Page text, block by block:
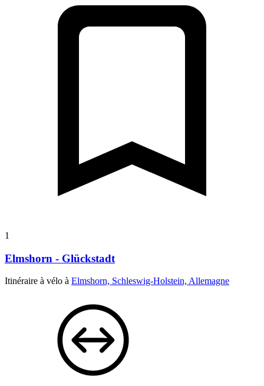
1
Elmshorn - Glückstadt
Itinéraire à vélo à Elmshorn, Schleswig-Holstein, Allemagne